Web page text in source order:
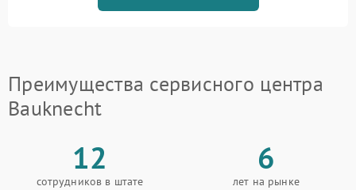
Преимущества сервисного центра
Bauknecht
12
сотрудников в штате
6
лет на рынке